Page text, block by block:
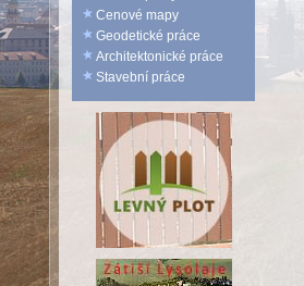
Cenové mapy
Geodetické práce
Architektonické práce
Stavební práce